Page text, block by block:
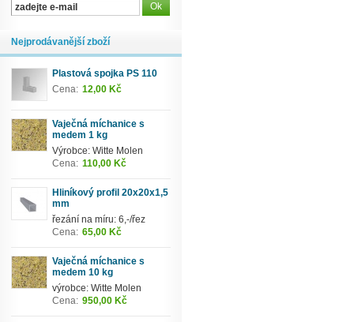
Nejprodávanější zboží
Plastová spojka PS 110
Cena: 12,00 Kč
Vaječná míchanice s
medem 1 kg
Výrobce: Witte Molen
Cena: 110,00 Kč
Hliníkový profil 20x20x1,5
mm
řezání na míru: 6,-/řez
Cena: 65,00 Kč
Vaječná míchanice s
medem 10 kg
výrobce: Witte Molen
Cena: 950,00 Kč